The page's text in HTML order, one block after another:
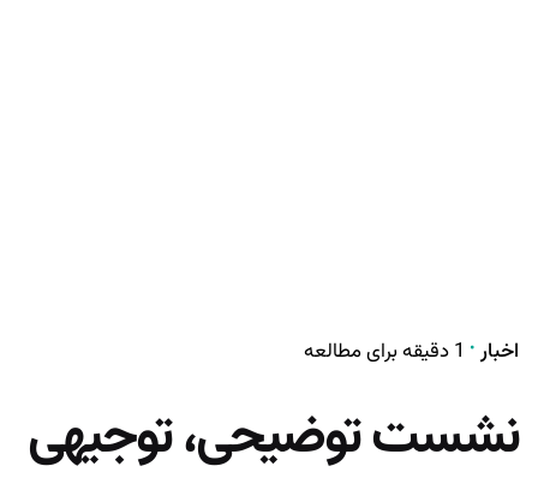
اخبار 1 دقیقه برای مطالعه
نشست توضیحی، توجیهی